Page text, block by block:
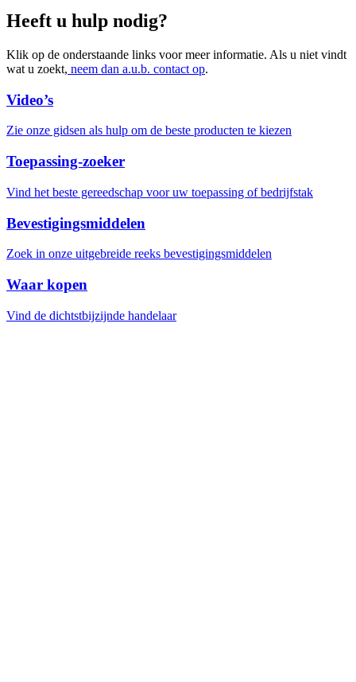
Heeft u hulp nodig?
Klik op de onderstaande links voor meer informatie. Als u niet vindt
wat u zoekt, neem dan a.u.b. contact op.
Video’s
Zie onze gidsen als hulp om de beste producten te kiezen
Toepassing-zoeker
Vind het beste gereedschap voor uw toepassing of bedrijfstak
Bevestigingsmiddelen
Zoek in onze uitgebreide reeks bevestigingsmiddelen
Waar kopen
Vind de dichtstbijzijnde handelaar